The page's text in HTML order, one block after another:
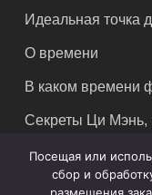
Идеальная точка
О времени
В каком времени
Секреты Ци Мэнь,
Посещая или
сбор и